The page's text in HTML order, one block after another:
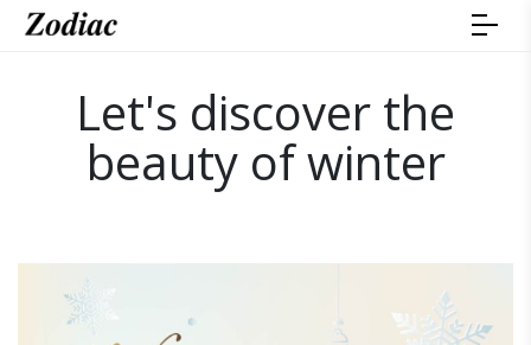
Let's discover the
beauty of winter